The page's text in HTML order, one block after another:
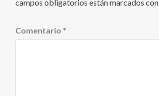
campos obligatorios están marcados con
Comentario *